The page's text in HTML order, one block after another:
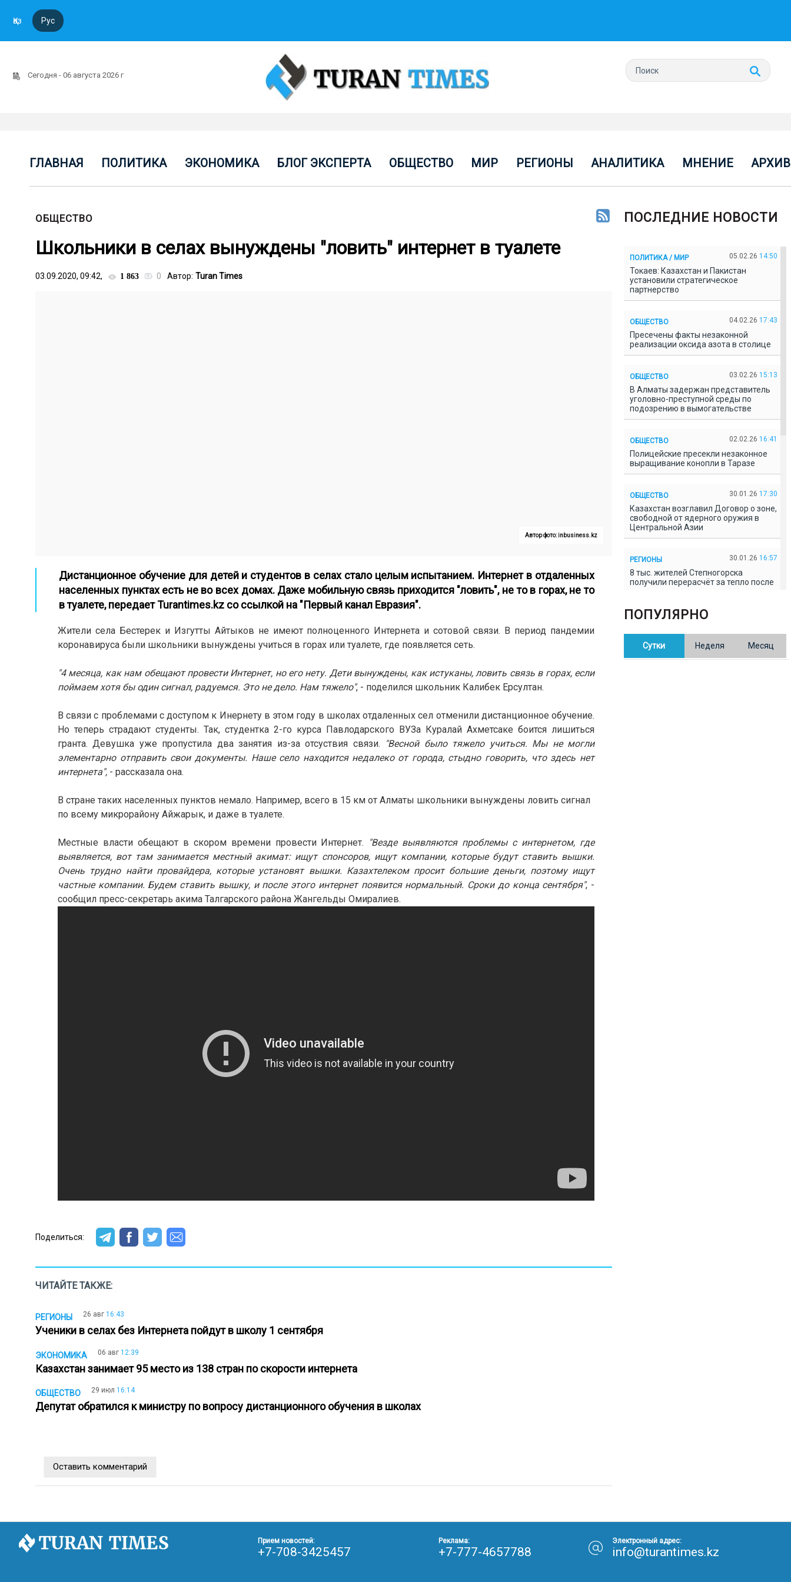
Қаз Рус
Сегодня - 06 августа 2026 г
ГЛАВНАЯ ПОЛИТИКА ЭКОНОМИКА БЛОГ ЭКСПЕРТА ОБЩЕСТВО МИР РЕГИОНЫ АНАЛИТИКА МНЕНИЕ АРХИВ
ОБЩЕСТВО
Школьники в селах вынуждены "ловить" интернет в туалете
03.09.2020, 09:42, 1 863 0 Автор: Turan Times
Автор фото: inbusiness.kz
Дистанционное обучение для детей и студентов в селах стало целым испытанием. Интернет в отдаленных
населенных пунктах есть не во всех домах. Даже мобильную связь приходится "ловить", не то в горах, не то
в туалете, передаетTurantimes.kz со ссылкой на "Первый канал Евразия".
Жители села Бестерек и Изгутты Айтыков не имеют полноценного Интернета и сотовой связи. В период пандемии
коронавируса были школьники вынуждены учиться в горах или туалете, где появляется сеть.
"4 месяца, как нам обещают провести Интернет, но его нету. Дети вынуждены, как истуканы, ловить связь в горах, если
поймаем хотя бы один сигнал, радуемся. Это не дело. Нам тяжело", - поделился школьник Калибек Ерсултан.
В связи с проблемами с доступом к Инернету в этом году в школах отдаленных сел отменили дистанционное обучение.
Но теперь страдают студенты. Так, студентка 2-го курса Павлодарского ВУЗа Куралай Ахметсаке боится лишиться
гранта. Девушка уже пропустила два занятия из-за отсуствия связи.
"Весной было тяжело учиться. Мы не могли
элементарно отправить свои документы. Наше село находится недалеко от города, стыдно говорить, что здесь нет
интернета", - рассказала она.
В стране таких населенных пунктов немало. Например, всего в 15 км от Алматы школьники вынуждены ловить сигнал
по всему микрорайону Айжарык, и даже в туалете.
Местные власти обещают в скором времени провести Интернет. "Везде выявляются проблемы с интернетом, где
выявляется, вот там занимается местный акимат: ищут спонсоров, ищут компании, которые будут ставить вышки.
Очень трудно найти провайдера, которые установят вышки. Казахтелеком просит большие деньги, поэтому ищут
частные компании. Будем ставить вышку, и после этого интернет появится нормальный. Сроки до конца сентября", -
сообщил пресс-секретарь акима Талгарского района Жангельды Омиралиев.
Поделиться:
ЧИТАЙТЕ ТАКЖЕ:
РЕГИОНЫ 26 авг 16:43
Ученики в селах без Интернета пойдут в школу 1 сентября
ЭКОНОМИКА 06 авг 12:39
Казахстан занимает 95 место из 138 стран по скорости интернета
ОБЩЕСТВО 29 июл 16:14
Депутат обратился к министру по вопросу дистанционного обучения в школах
Оставить комментарий
ПОСЛЕДНИЕ НОВОСТИ
ПОЛИТИКА / МИР 05.02.26 14:50
Токаев: Казахстан и Пакистан
установили стратегическое
партнерство
ОБЩЕСТВО 04.02.26 17:43
Пресечены факты незаконной
реализации оксида азота в столице
ОБЩЕСТВО 03.02.26 15:13
В Алматы задержан представитель
уголовно-преступной среды по
подозрению в вымогательстве
ОБЩЕСТВО 02.02.26 16:41
Полицейские пресекли незаконное
выращивание конопли в Таразе
ОБЩЕСТВО 30.01.26 17:30
Казахстан возглавил Договор о зоне,
свободной от ядерного оружия в
Центральной Азии
РЕГИОНЫ 30.01.26 16:57
8 тыс. жителей Степногорска
получили перерасчёт за тепло после
В Казахстане готовят новую
редакцию Конституции: меняется
ПОПУЛЯРНО
Сутки Неделя Месяц
Прием новостей:
+7-708-3425457
Реклама:
+7-777-4657788
Электронный адрес:
info@turantimes.kz